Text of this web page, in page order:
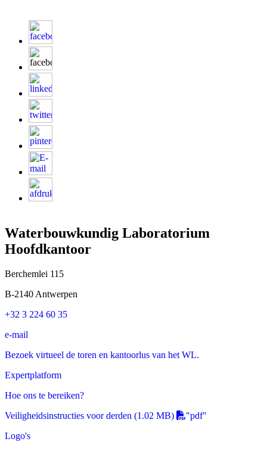
Waterbouwkundig Laboratorium
Hoofdkantoor
Berchemlei 115
B-2140 Antwerpen
+32 3 224 60 35
e-mail
Bezoek virtueel de toren en kantoorlus van het WL.
Expertplatform
Hoe ons te bereiken?
Veiligheidsinstructies voor derden (1.02 MB)
"pdf"
Logo's